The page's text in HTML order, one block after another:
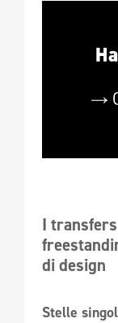
I
di design
Stelle